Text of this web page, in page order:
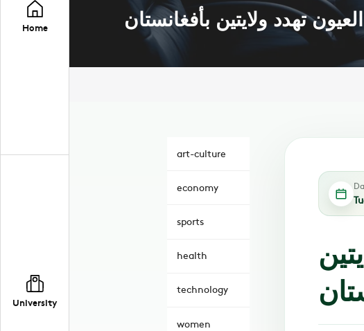
Home
University
تهدد ولايتين بأفغانستان
art-culture
economy
sports
health
technology
women